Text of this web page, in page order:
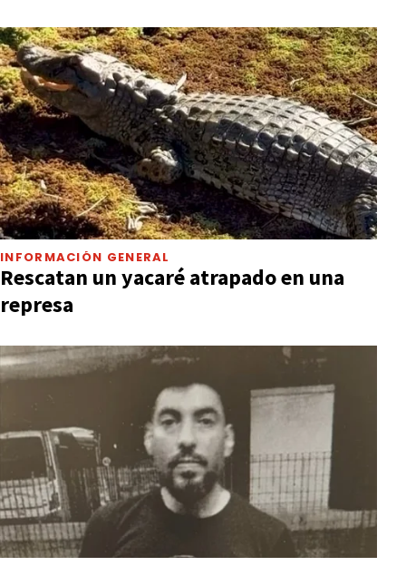
INFORMACIÓN GENERAL
Rescatan un yacaré atrapado en una
represa